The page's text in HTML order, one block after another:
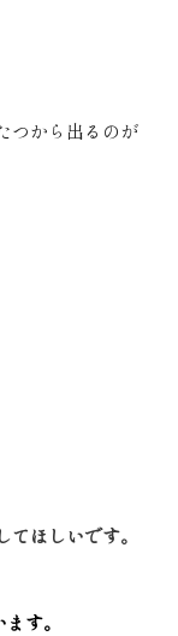
つから出るのが
ほしいです。
す。